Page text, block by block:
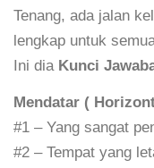
Tenang, ada jalan
lengkap untuk
Ini dia Kunci
Mendatar (
#1 – Yang sangat
#2 – Tempat yang